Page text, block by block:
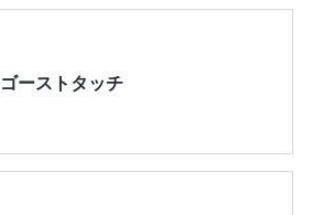
ゴーストタッチ